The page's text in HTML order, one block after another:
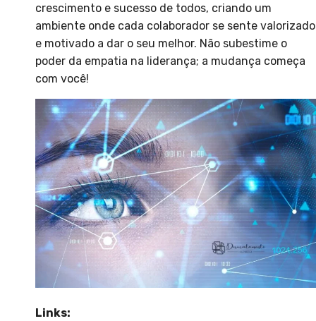
crescimento e sucesso de todos, criando um
ambiente onde cada colaborador se sente valorizado
e motivado a dar o seu melhor. Não subestime o
poder da empatia na liderança; a mudança começa
com você!
Links: